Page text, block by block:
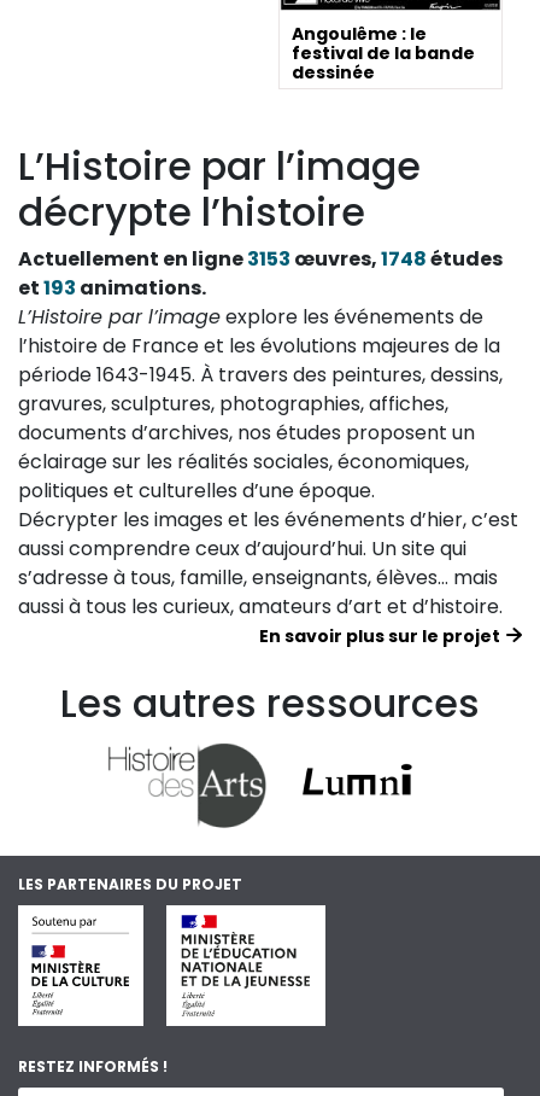
Angoulême : le
festival de la bande
dessinée
L’Histoire par l’image
décrypte l’histoire
Actuellement en ligne3153 œuvres,1748études
et193 animations.
L’Histoire par l’imageexplore les événements de
l’histoire de France et les évolutions majeures de la
période 1643-1945. À travers des peintures, dessins,
gravures, sculptures, photographies, affiches,
documents d’archives, nos études proposent un
éclairage sur les réalités sociales, économiques,
politiques et culturelles d’une époque.
Décrypter les images et les événements d’hier, c’est
aussi comprendre ceux d’aujourd’hui. Un site qui
s’adresse à tous, famille, enseignants, élèves… mais
aussi à tous les curieux, amateurs d’art et d’histoire.
En savoir plus sur le projet
Les autres ressources
LES PARTENAIRES DU PROJET
RESTEZ INFORMÉS !